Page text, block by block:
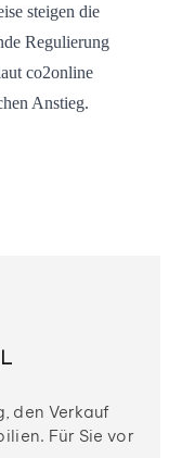
steigen die
Regulierung
co2online
Anstieg.
den Verkauf
Für Sie vor